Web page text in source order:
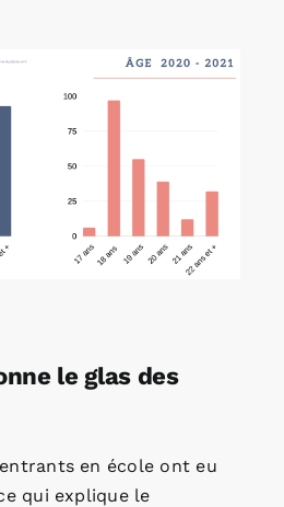
le glas des
en école ont eu
qui explique le